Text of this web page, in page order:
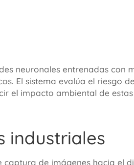
neuronales entrenadas con
El sistema evalúa el riesgo
el impacto ambiental de estas
industriales
de imágenes hacia el